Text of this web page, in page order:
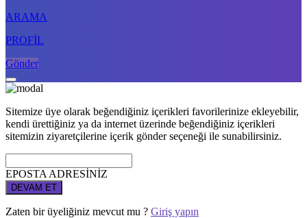
ARAMA
PROFİL
Gönder
Sitemize üye olarak beğendiğiniz içerikleri favorilerinize ekleyebilir,
kendi ürettiğiniz ya da internet üzerinde beğendiğiniz içerikleri
sitemizin ziyaretçilerine içerik gönder seçeneği ile sunabilirsiniz.
EPOSTA ADRESİNİZ
DEVAM ET
Zaten bir üyeliğiniz mevcut mu ? Giriş yapın